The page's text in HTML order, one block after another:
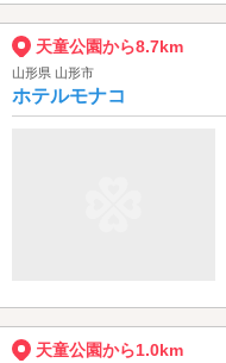
天童公園から8.7km
山形県 山形市
ホテルモナコ
天童公園から1.0km